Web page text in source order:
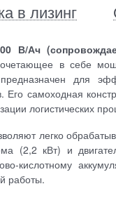
в лизинг
В/Ач
в себе
для
самоходная
логистических
легко
(2,2 кВт) и
кислотному
работы.